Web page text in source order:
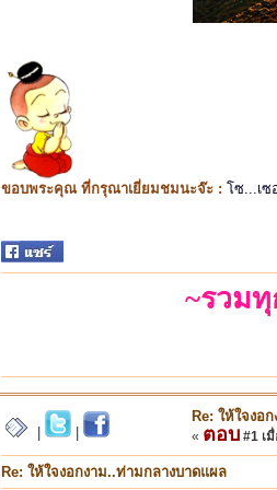
ขอบพระคุณ ที่กรุณาเยี่ยมชมนะจ๊ะ : โซ...เซ
~รวม
Re: ให้ใจงอ
« ตอบ #1 เ
Re: ให้ใจงอกงาม..ท่ามกลางบาดแผล